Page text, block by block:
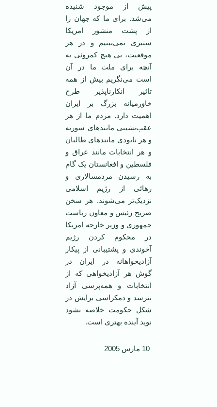
پيش از موجود شنيده
می‌شد. برای ما که جهان را
از پشت منشور امريکا
ستيزی نمی‌بينيم و در هر
موقعيت، بی هيچ کمروئی به
آنچه برای ملت ما در آن
است می‌نگريم بيش از همه
تاثير انکارناپذير طرح
خاورميانه بزرگ بر ايران
اهميت دارد. مردم ما از هر
عقب‌نشينی مانندهای سوريه
و هر نابودی مانندهای طالبان
و هر انتخابات مانند عراق و
فلسطين و افغانستان يک گام
به رسيدن مردمسالاری و
رهائی از رژيم اسلامی
نزديک‌تر می‌شوند. هر سخن
صريح رئيس و معاون رياست
جمهوری و وزير خارجه امريکا
در محکوم کردن رژيم
آخوندی و پشتيبانی از پيکار
آزاديخواهانه در ايران در
گوش هر آزاديخواهی که از
انتخابات و همه‌پرسی آزاد
نترسد و دمکراسی برايش در
شکل حکومت خلاصه نشود
نويد آينده بهتری است.